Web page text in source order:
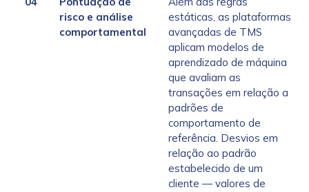
risco e análise
comportamental
estáticas, as plataformas
avançadas de TMS
aplicam modelos de
aprendizado de máquina
que avaliam as
transações em relação a
padrões de
comportamento de
referência. Desvios em
relação ao padrão
estabelecido de um
cliente — valores de